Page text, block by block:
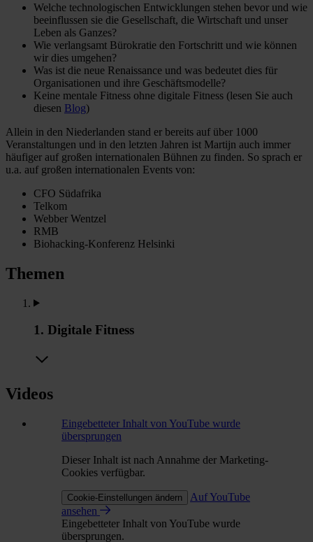
Welche technologischen Entwicklungen stehen bevor und wie
beeinflussen sie die Gesellschaft, die Wirtschaft und unser
Leben als Ganzes?
Wie verlangsamt Bürokratie den Fortschritt und wie können
wir dies umgehen?
Was ist die neue Renaissance und was bedeutet dies für
Organisationen und ihre Geschäftsmodelle?
Keine mentale Fitness ohne digitale Fitness (lesen Sie auch
diesen Blog)
Allein in den Niederlanden stand er bereits auf über 1000
Veranstaltungen und in den letzten Jahren ist Martijn auch immer
häufiger auf großen internationalen Bühnen zu finden. So sprach er
u.a. auf großen internationalen Events von:
CFO Südafrika
Telkom
Webber Wentzel
RMB
Biohacking-Konferenz Helsinki
Themen
1. Digitale Fitness
Videos
Eingebetteter Inhalt von YouTube wurde
übersprungen
Dieser Inhalt ist nach Annahme der Marketing-
Cookies verfügbar.
Cookie-Einstellungen ändern
Auf YouTube
ansehen
Eingebetteter Inhalt von YouTube wurde
übersprungen.